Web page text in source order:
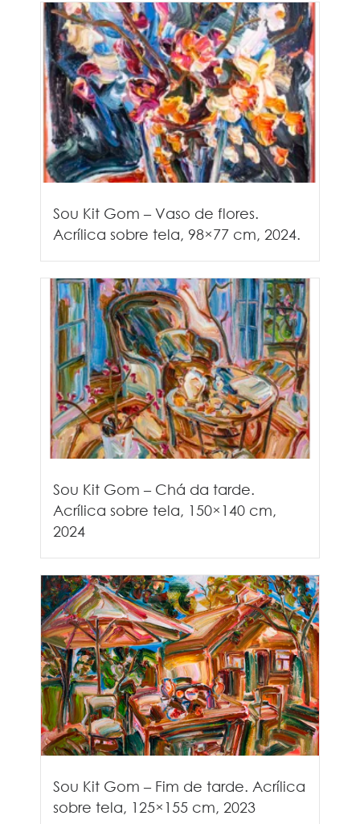
Sou Kit Gom – Vaso de flores.
Acrílica sobre tela, 98×77 cm, 2024.
Sou Kit Gom – Chá da tarde.
Acrílica sobre tela, 150×140 cm,
2024
Sou Kit Gom – Fim de tarde. Acrílica
sobre tela, 125×155 cm, 2023